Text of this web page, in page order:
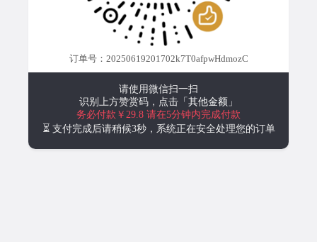
订单号：20250619201702k7T0afpwHdmozC
请使用微信扫一扫
识别上方赞赏码，点击 「其他金额」
务必付款￥29.8 请在5分钟内完成付款
⏳ 支付完成后请稍候3秒，系统正在安全处理您的订单